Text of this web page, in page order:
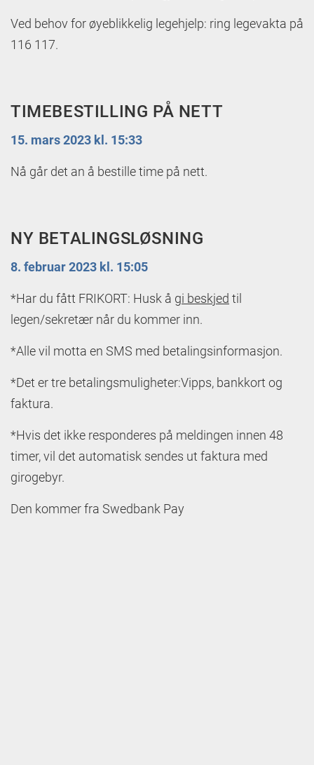
Ved behov for øyeblikkelig legehjelp: ring legevakta på
116 117.
TIMEBESTILLING PÅ NETT
15. mars 2023 kl. 15:33
Nå går det an å bestille time på nett.
NY BETALINGSLØSNING
8. februar 2023 kl. 15:05
*Har du fått FRIKORT: Husk å gi beskjed til
legen/sekretær når du kommer inn.
*Alle vil motta en SMS med betalingsinformasjon.
*Det er tre betalingsmuligheter:Vipps, bankkort og
faktura.
*Hvis det ikke responderes på meldingen innen 48
timer, vil det automatisk sendes ut faktura med
girogebyr.
Den kommer fra Swedbank Pay